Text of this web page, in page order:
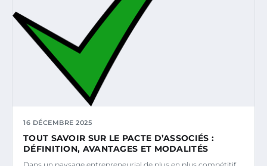
16 DÉCEMBRE 2025
TOUT SAVOIR SUR LE PACTE D’ASSOCIÉS :
DÉFINITION, AVANTAGES ET MODALITÉS